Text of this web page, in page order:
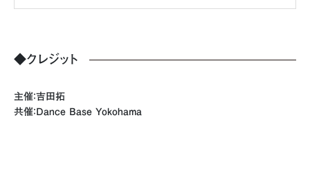
◆クレジット
主催：吉田拓
共催：Dance Base Yokohama